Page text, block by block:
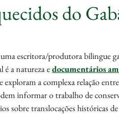
do
escritora/produtora bilingue
é a natureza e documentários
a complexa relação
informar o trabalho de
sobre translocações históricas de